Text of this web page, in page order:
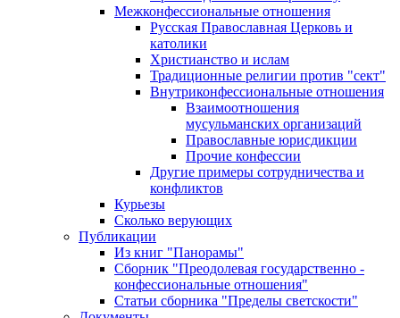
Межконфессиональные отношения
Русская Православная Церковь и
католики
Христианство и ислам
Традиционные религии против "сект"
Внутриконфессиональные отношения
Взаимоотношения
мусульманских организаций
Православные юрисдикции
Прочие конфессии
Другие примеры сотрудничества и
конфликтов
Курьезы
Сколько верующих
Публикации
Из книг "Панорамы"
Сборник "Преодолевая государственно -
конфессиональные отношения"
Статьи сборника "Пределы светскости"